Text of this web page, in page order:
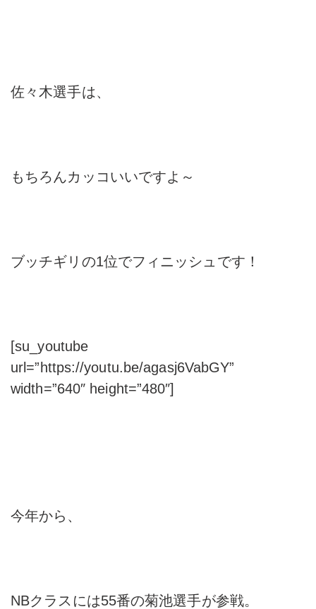
佐々木選手は、
もちろんカッコいいですよ～
ブッチギリの1位でフィニッシュです！
[su_youtube
url=”https://youtu.be/agasj6VabGY”
width=”640″ height=”480″]
今年から、
NBクラスには55番の菊池選手が参戦。